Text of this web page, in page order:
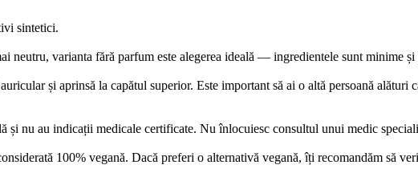
sintetici.
neutru, varianta fără parfum este alegerea ideală — ingredientele sunt minime și
și aprinsă la capătul superior. Este important să ai o altă persoană alături
și nu au indicații medicale certificate. Nu înlocuiesc consultul unui medic
100% vegană. Dacă preferi o alternativă vegană, îți recomandăm să